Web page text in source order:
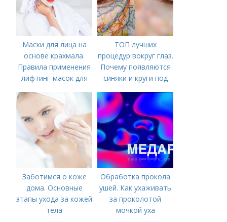
Маски для лица на
основе крахмала.
Правила применения
лифтинг-масок для
ТОП лучших
процедур вокруг глаз.
Почему появляются
синяки и круги под
Заботимся о коже
дома. Основные
этапы ухода за кожей
тела
Обработка прокола
ушей. Как ухаживать
за проколотой
мочкой уха